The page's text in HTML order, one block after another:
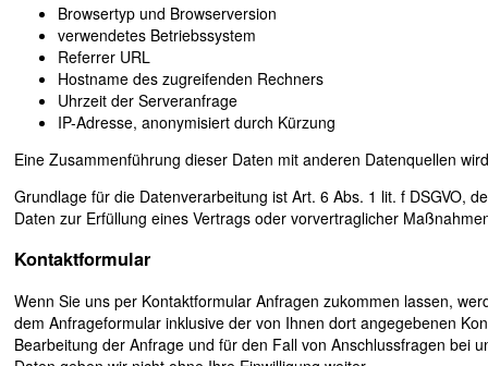
Browsertyp und Browserversion
verwendetes Betriebssystem
Referrer URL
Hostname des zugreifenden Rechners
Uhrzeit der Serveranfrage
IP-Adresse, anonymisiert durch Kürzung
Eine Zusammenführung dieser Daten mit anderen Datenquellen
Grundlage für die Datenverarbeitung ist Art. 6 Abs. 1 lit. f DSGVO,
Daten zur Erfüllung eines Vertrags oder vorvertraglicher
Kontaktformular
Wenn Sie uns per Kontaktformular Anfragen zukommen lassen,
dem Anfrageformular inklusive der von Ihnen dort angegebenen
Bearbeitung der Anfrage und für den Fall von Anschlussfragen bei